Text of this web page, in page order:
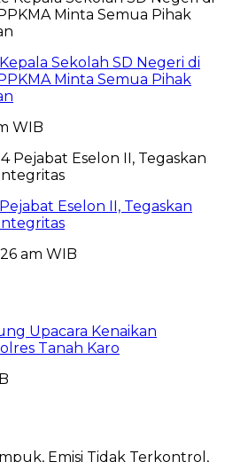
Sekolah SD Negeri di
Minta Semua Pihak
WIB
Eselon II, Tegaskan
am WIB
Upacara Kenaikan
Tanah Karo